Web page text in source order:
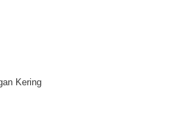
Kering